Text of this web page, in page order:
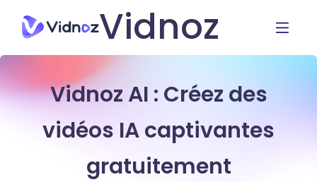
Vidnoz
Vidnoz AI : Créez des
vidéos IA captivantes
gratuitement